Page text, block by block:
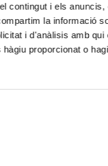
contingut i els
la informació
i d'anàlisis amb qui
proporcionat o